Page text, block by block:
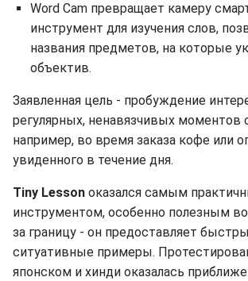
Word Cam превращает камеру
инструмент для изучения слов,
названия предметов, на которые
объектив.
Заявленная цель - пробуждение
регулярных, ненавязчивых моментов
например, во время заказа кофе или
увиденного в течение дня.
Tiny Lesson оказался самым
инструментом, особенно полезным
за границу - он предоставляет
ситуативные примеры.
японском и хинди оказалась